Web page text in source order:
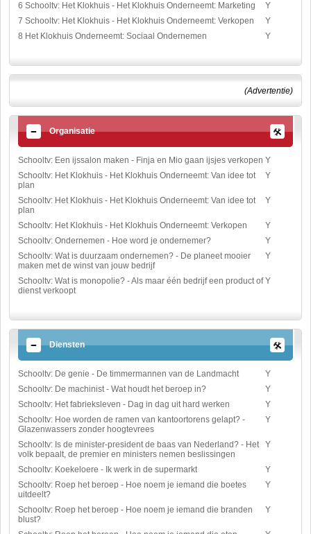
6 Schooltv: Het Klokhuis - Het Klokhuis Onderneemt: Marketing
Y
7 Schooltv: Het Klokhuis - Het Klokhuis Onderneemt: Verkopen
Y
8 Het Klokhuis Onderneemt: Sociaal Ondernemen
Y
(Advertentie)
Organisatie
Schooltv: Een ijssalon maken - Finja en Mio gaan ijsjes verkopen Y
Schooltv: Het Klokhuis - Het Klokhuis Onderneemt: Van idee tot
plan
Y
Schooltv: Het Klokhuis - Het Klokhuis Onderneemt: Van idee tot
plan
Y
Schooltv: Het Klokhuis - Het Klokhuis Onderneemt: Verkopen
Y
Schooltv: Ondernemen - Hoe word je ondernemer?
Y
Schooltv: Wat is duurzaam ondernemen? - De planeet mooier
maken met de winst van jouw bedrijf
Y
Schooltv: Wat is monopolie? - Als maar één bedrijf een product of
dienst verkoopt
Y
Diensten
Schooltv: De genie - De timmermannen van de Landmacht
Y
Schooltv: De machinist - Wat houdt het beroep in?
Y
Schooltv: Het fabrieksleven - Dag in dag uit hard werken
Y
Schooltv: Hoe worden de ramen van kantoortorens gelapt? -
Glazenwassers zonder hoogtevrees
Y
Schooltv: Is de minister-president de baas van Nederland? - Het
volk bepaalt, de premier en ministers nemen beslissingen
Y
Schooltv: Koekeloere - Ik werk in de supermarkt
Y
Schooltv: Roep het beroep - Hoe noem je iemand die boetes
uitdeelt?
Y
Schooltv: Roep het beroep - Hoe noem je iemand die branden
blust?
Y